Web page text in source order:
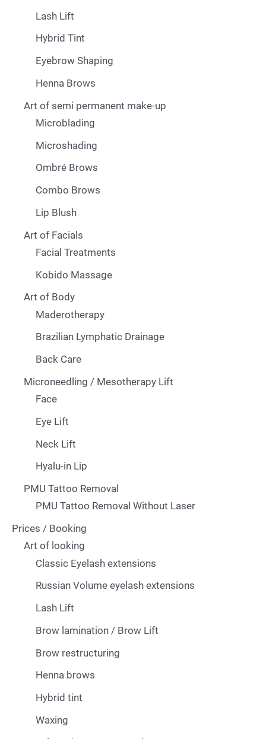
Lash Lift
Hybrid Tint
Eyebrow Shaping
Henna Brows
Art of semi permanent make-up
Microblading
Microshading
Ombré Brows
Combo Brows
Lip Blush
Art of Facials
Facial Treatments
Kobido Massage
Art of Body
Maderotherapy
Brazilian Lymphatic Drainage
Back Care
Microneedling / Mesotherapy Lift
Face
Eye Lift
Neck Lift
Hyalu-in Lip
PMU Tattoo Removal
PMU Tattoo Removal Without Laser
Prices / Booking
Art of looking
Classic Eyelash extensions
Russian Volume eyelash extensions
Lash Lift
Brow lamination / Brow Lift
Brow restructuring
Henna brows
Hybrid tint
Waxing